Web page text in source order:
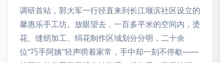
调研首站，郭大军一行径直来到长江堰滨社区设立的
馨惠乐手工坊。放眼望去，一百多平米的空间内，烫
花、缝纫加工、绢花制作区域划分分明，二十余
位“巧手阿姨”轻声唠着家常，手中却一刻不停歇——